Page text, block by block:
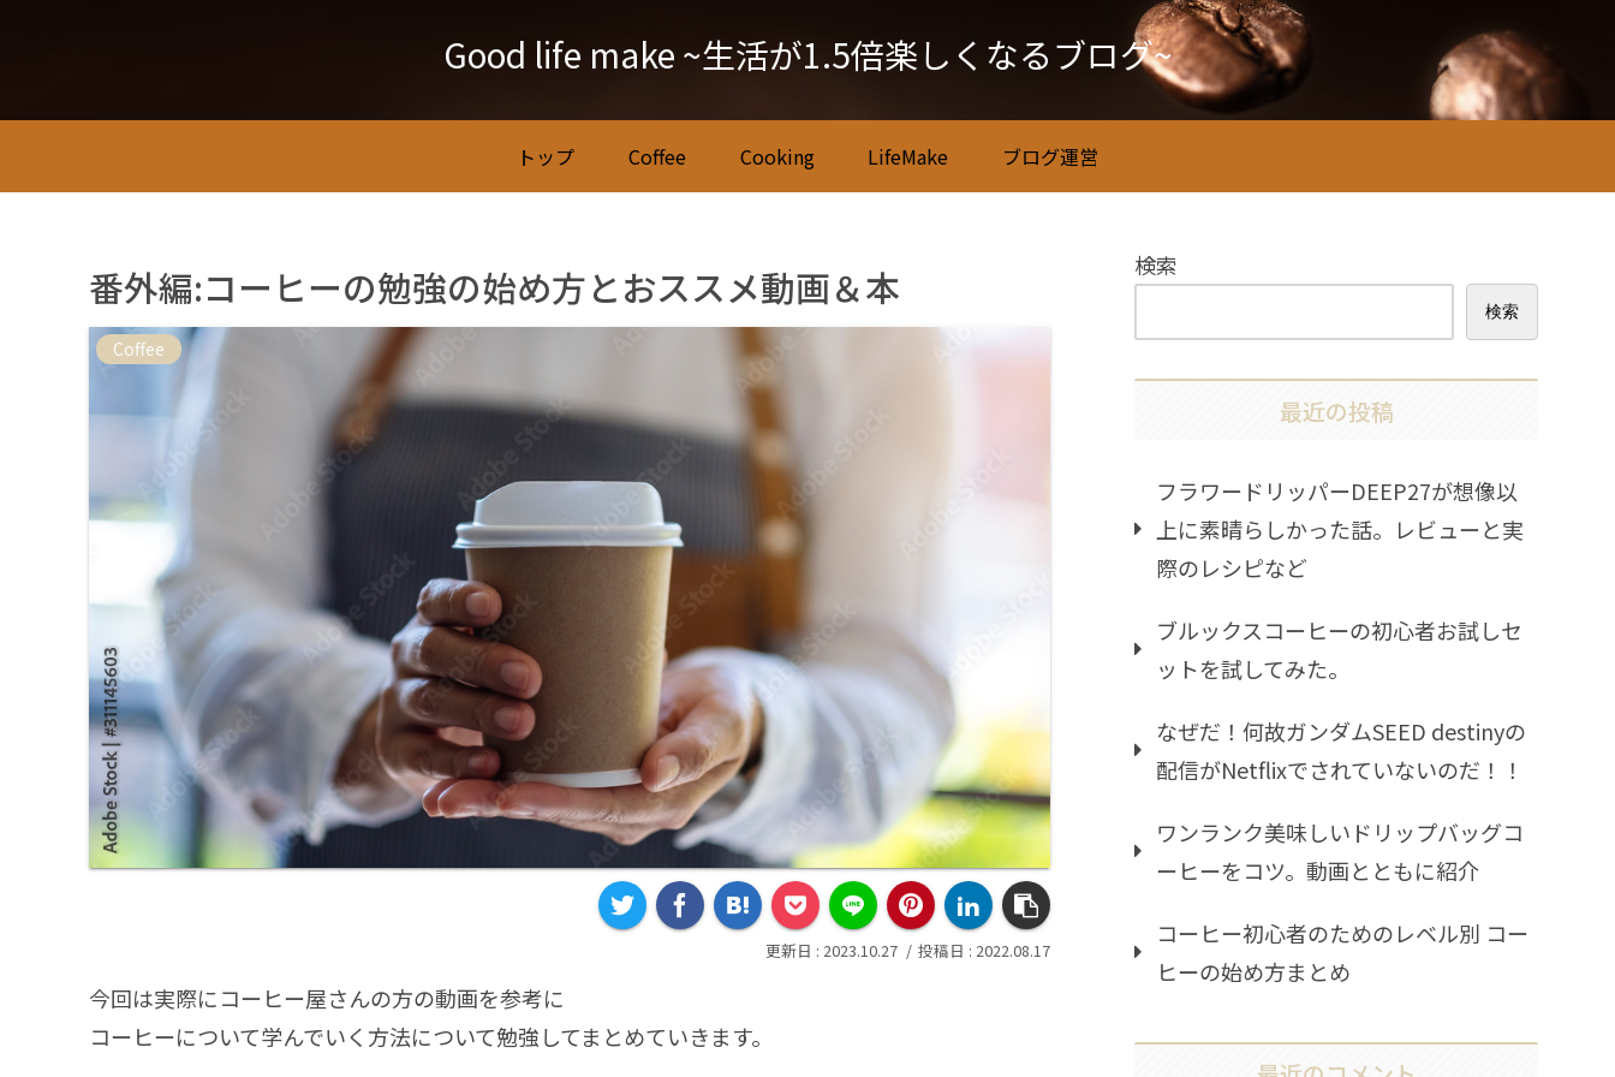
Good life make ~生活が1.5倍楽しくなるブログ~
トップ Coffee Cooking LifeMake ブログ運営
番外編:コーヒーの勉強の始め方とおススメ動画＆本
Coffee
2023.10.27 2022.08.17
今回は実際にコーヒー屋さんの方の動画を参考に
コーヒーについて学んでいく方法について勉強してまとめていきます。
検索
検索
最近の投稿
フラワードリッパーDEEP27が想像以
上に素晴らしかった話。レビューと実
際のレシピなど
ブルックスコーヒーの初心者お試しセ
ットを試してみた。
なぜだ！何故ガンダムSEED destinyの
配信がNetflixでされていないのだ！！
ワンランク美味しいドリップバッグコ
ーヒーをコツ。動画とともに紹介
コーヒー初心者のためのレベル別 コー
ヒーの始め方まとめ